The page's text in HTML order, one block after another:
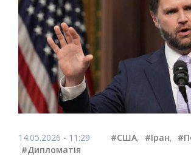
14.05.2026 - 11:29 #США, #Іран,
#Дипломатія